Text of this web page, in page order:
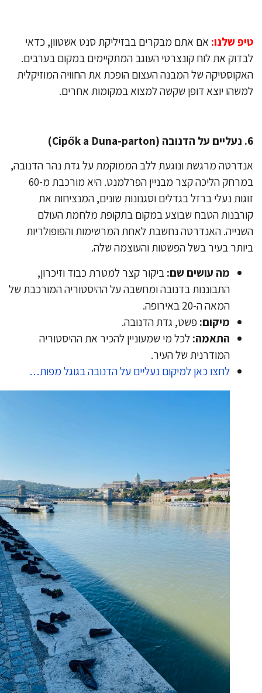
שלנו:אם אתם מבקרים בבזיליקת סנט אשטוון, כדאי
את לוח קונצרטי העוגב המתקיימים במקום בערבים.
של המבנה העצום הופכת את החוויה המוזיקלית
יוצא דופן שקשה למצוא במקומות אחרים.
מרגשת ונוגעת ללב הממוקמת על גדת נהר הדנובה,
במרחק הליכה קצר מבניין הפרלמנט. היא מורכבת מ-60
נעלי ברזל בגדלים וסגנונות שונים, המנציחות את
הטבח שבוצע במקום בתקופת מלחמת העולם
האנדרטה נחשבת לאחת המרשימות והפופולריות
בעיר בשל הפשטות והעוצמה שלה.
מה עושים שם:ביקור קצר למטרת כבוד וזיכרון,
התבוננות בדנובה ומחשבה על ההיסטוריה המורכבת של
המאה ה-20 באירופה.
מיקום:פשט, גדת הדנובה.
התאמה:לכל מי שמעוניין להכיר את ההיסטוריה
המודרנית של העיר.
לחצו כאן למיקום נעליים על הדנובה בגוגל מפות…